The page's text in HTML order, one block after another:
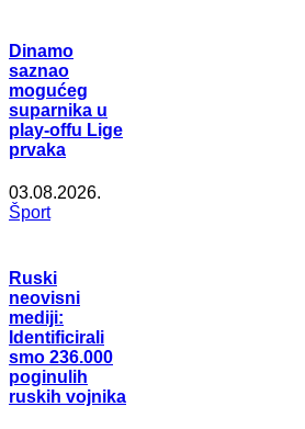
Dinamo
saznao
mogućeg
suparnika u
play-offu Lige
prvaka
03.08.2026.
Šport
Ruski
neovisni
mediji:
Identificirali
smo 236.000
poginulih
ruskih vojnika